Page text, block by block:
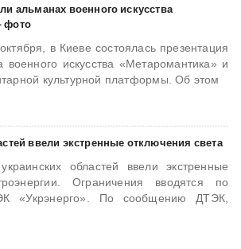
альманах военного искусства
фото
в Киеве состоялась презентация
военного искусства «Метаромантика» и
культурной платформы. Об этом
ввели экстренные отключения света
областей ввели экстренные
Ограничения вводятся по
«Укрэнерго». По сообщению ДТЭК,